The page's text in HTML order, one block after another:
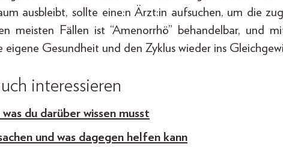
ausbleibt, sollte eine:n Ärzt:in aufsuchen, um die
meisten Fällen ist “Amenorrhö” behandelbar, und
eigene Gesundheit und den Zyklus wieder ins
interessieren
du darüber wissen musst
und was dagegen helfen kann